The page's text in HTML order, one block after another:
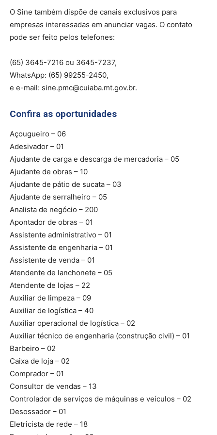
O Sine também dispõe de canais exclusivos para
empresas interessadas em anunciar vagas. O contato
pode ser feito pelos telefones:
(65) 3645-7216 ou 3645-7237,
WhatsApp: (65) 99255-2450,
e e-mail: sine.pmc@cuiaba.mt.gov.br.
Confira as oportunidades
Açougueiro – 06
Adesivador – 01
Ajudante de carga e descarga de mercadoria – 05
Ajudante de obras – 10
Ajudante de pátio de sucata – 03
Ajudante de serralheiro – 05
Analista de negócio – 200
Apontador de obras – 01
Assistente administrativo – 01
Assistente de engenharia – 01
Assistente de venda – 01
Atendente de lanchonete – 05
Atendente de lojas – 22
Auxiliar de limpeza – 09
Auxiliar de logística – 40
Auxiliar operacional de logística – 02
Auxiliar técnico de engenharia (construção civil) – 01
Barbeiro – 02
Caixa de loja – 02
Comprador – 01
Consultor de vendas – 13
Controlador de serviços de máquinas e veículos – 02
Desossador – 01
Eletricista de rede – 18